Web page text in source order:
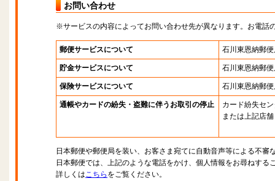
お問い合わせ
※サービスの内容によってお問い合わせ先が異なります。お電話
郵便サービスについて 石川東恩納郵
貯金サービスについて 石川東恩納郵
保険サービスについて 石川東恩納郵
通帳やカードの紛失・盗難に伴うお取引の停止
カード紛失セ
または上記店舗
日本郵便や郵便局を装い、お客さま宛てに自動音声等による不審
日本郵便では、上記のような電話をかけ、個人情報をお尋ねする
詳しくはこちら をご覧ください。